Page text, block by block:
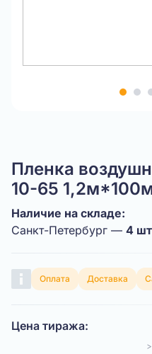
Пленка
10-65
Наличие на складе:
Санкт-Петербург — 4
Оплата Доставка
Цена тиража: